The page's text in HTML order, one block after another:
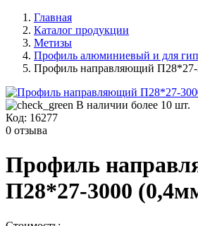
Главная
Каталог продукции
Метизы
Профиль алюминиевый и для
Профиль направляющий
В наличии более 10 шт.
Код: 16277
0 отзыва
Профиль
П28*27-3000